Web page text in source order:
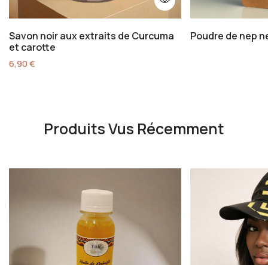
Savon noir aux extraits de Curcuma
et carotte
6,90€
Poudre de nep
Produits Vus Récemment